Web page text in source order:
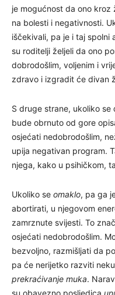
je mogućnost da ono
na bolesti i negativnosti.
iščekivali, pa je i taj spolni
su roditelji željeli da ono
dobrodošlim, voljenim i
zdravo i izgradit će divan
S druge strane, ukoliko se
bude obrnuto od gore
osjećati nedobrodošlim,
upija negativan program.
njega, kako u psihičkom,
Ukoliko se omaklo, pa ga
abortirati, u njegovom
zamrznute svijesti. To
osjećati nedobrodošlim.
bezvoljno, razmišljati da
pa će nerijetko razviti
prekraćivanje muka.
su obavezno posljedica